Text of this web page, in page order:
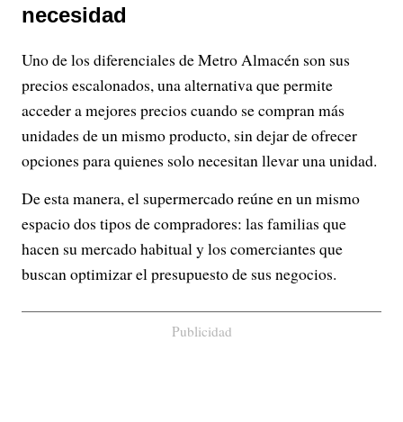
necesidad
Uno de los diferenciales de Metro Almacén son sus
precios escalonados, una alternativa que permite
acceder a mejores precios cuando se compran más
unidades de un mismo producto, sin dejar de ofrecer
opciones para quienes solo necesitan llevar una unidad.
De esta manera, el supermercado reúne en un mismo
espacio dos tipos de compradores: las familias que
hacen su mercado habitual y los comerciantes que
buscan optimizar el presupuesto de sus negocios.
Publicidad